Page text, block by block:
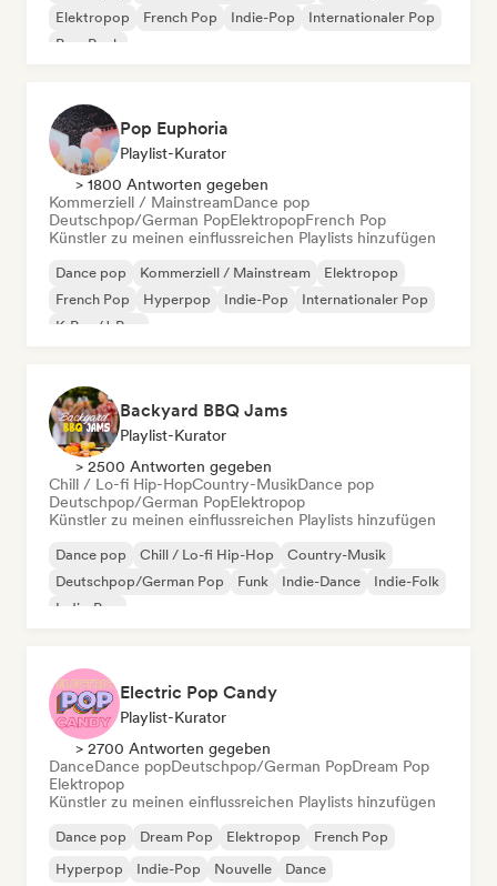
Elektropop
French Pop Indie-Pop
Internationaler Pop
Pop-Rock
Pop Euphoria
Playlist-Kurator
> 1800 Antworten gegeben
Kommerziell / MainstreamDance pop
Deutschpop/German PopElektropopFrench Pop
Künstler zu meinen einflussreichen Playlists hinzufügen
Dance pop Kommerziell / Mainstream
Elektropop
French Pop
Hyperpop Indie-Pop
Internationaler Pop
K-Pop/J-Pop
Backyard BBQ Jams
Playlist-Kurator
> 2500 Antworten gegeben
Chill / Lo-fi Hip-HopCountry-MusikDance pop
Deutschpop/German PopElektropop
Künstler zu meinen einflussreichen Playlists hinzufügen
Dance pop Chill / Lo-fi Hip-Hop
Country-Musik
Deutschpop/German Pop
Funk Indie-Dance
Indie-Folk
Indie-Pop
Electric Pop Candy
Playlist-Kurator
> 2700 Antworten gegeben
DanceDance popDeutschpop/German PopDream Pop
Elektropop
Künstler zu meinen einflussreichen Playlists hinzufügen
Dance pop Dream Pop Elektropop
French Pop
Hyperpop
Indie-Pop Nouvelle Dance